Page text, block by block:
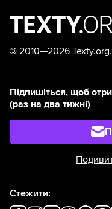
© 2010—2026
Підпишіться, щоб
(раз на два тижні)
Стежити: